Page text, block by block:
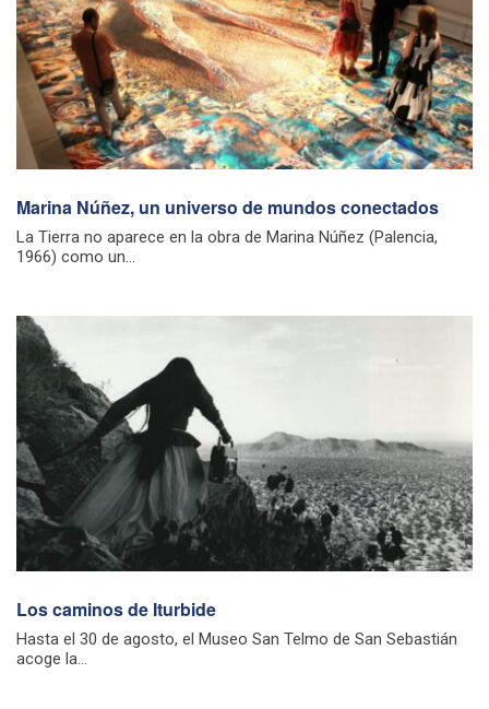
Marina Núñez, un universo de mundos conectados
La Tierra no aparece en la obra de Marina Núñez (Palencia,
1966) como un...
Los caminos de Iturbide
Hasta el 30 de agosto, el Museo San Telmo de San Sebastián
acoge la...